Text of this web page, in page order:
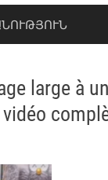
large à
vidéo